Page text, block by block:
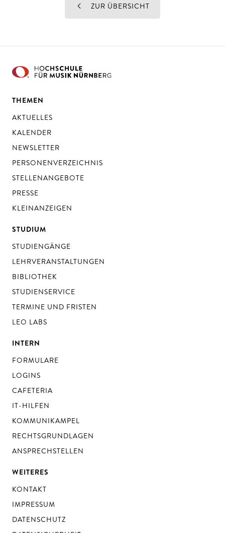
ZUR ÜBERSICHT
THEMEN
AKTUELLES
KALENDER
NEWSLETTER
PERSONENVERZEICHNIS
STELLENANGEBOTE
PRESSE
KLEINANZEIGEN
STUDIUM
STUDIENGÄNGE
LEHRVERANSTALTUNGEN
BIBLIOTHEK
STUDIENSERVICE
TERMINE UND FRISTEN
LEO LABS
INTERN
FORMULARE
LOGINS
CAFETERIA
IT-HILFEN
KOMMUNIKAMPEL
RECHTSGRUNDLAGEN
ANSPRECHSTELLEN
WEITERES
KONTAKT
IMPRESSUM
DATENSCHUTZ